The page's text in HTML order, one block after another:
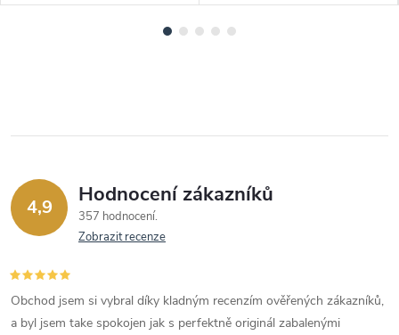
4,9 Hodnocení zákazníků
357 hodnocení
Zobrazit recenze
Obchod jsem si vybral díky kladným recenzím ověřených zákazníků,
a byl jsem take spokojen jak s perfektně originál zabalenými